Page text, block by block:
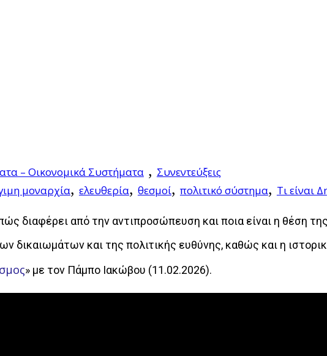
– Οικονομικά Συστήματα, Συνεντεύξεις
μοναρχία, ελευθερία, θεσμοί, πολιτικό σύστημα, Τι είναι
διαφέρει από την αντιπροσώπευση και ποια είναι η θέση
δικαιωμάτων και της πολιτικής ευθύνης, καθώς και η
» με τον Πάμπο Ιακώβου (11.02.2026).